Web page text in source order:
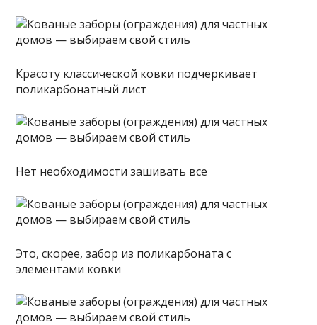
Красоту классической ковки подчеркивает
поликарбонатный лист
Нет необходимости зашивать все
Это, скорее, забор из поликарбоната с
элементами ковки